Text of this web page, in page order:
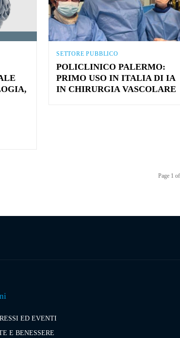
SETTORE PUBBLICO
POLICLINICO PALERMO:
PRIMO USO IN ITALIA DI IA
IN CHIRURGIA VASCOLARE
Page 1
ED EVENTI
E BENESSERE